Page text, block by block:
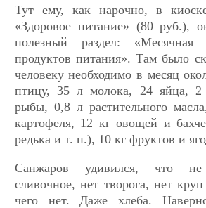
Тут ему, как нарочно, в
«Здоровое питание» (80 руб.),
полезный раздел: «Месячная
продуктов питания». Там было
человеку необходимо в месяц
птицу, 35 л молока, 24 яйца, 2
рыбы, 0,8 л растительного
картофеля, 12 кг овощей и
редька и т. п.), 10 кг фруктов и
Санжаров удивился, что
сливочное, нет творога, нет
чего нет. Даже хлеба.